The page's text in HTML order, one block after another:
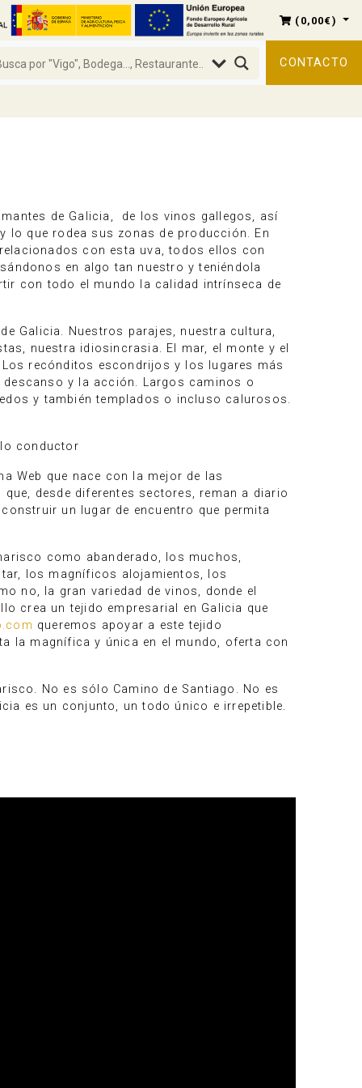
( 0,00€ )
CONTACTO
de Galicia, de los vinos gallegos, así
lo que rodea sus zonas de producción. En
con esta uva, todos ellos con
en algo tan nuestro y teniéndola
con todo el mundo la calidad intrínseca de
Galicia. Nuestros parajes, nuestra cultura,
nuestra idiosincrasia. El mar, el monte y el
recónditos escondrijos y los lugares más
y la acción. Largos caminos o
y también templados o incluso calurosos.
conductor
Web que nace con la mejor de las
desde diferentes sectores, reman a diario
un lugar de encuentro que permita
como abanderado, los muchos,
los magníficos alojamientos, los
no, la gran variedad de vinos, donde el
crea un tejido empresarial en Galicia que
queremos apoyar a este tejido
la magnífica y única en el mundo, oferta con
No es sólo Camino de Santiago. No es
es un conjunto, un todo único e irrepetible.